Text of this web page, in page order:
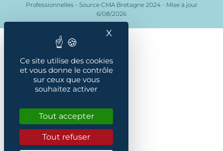
Ce site utilise des cookies
et vous donne le contrôle
sur ceux que vous
souhaitez activer
Tout accepter
Tout refuser
X
Professionnelles - Source CMA Bretagne 2024 - Mise à jour
6/08/2026